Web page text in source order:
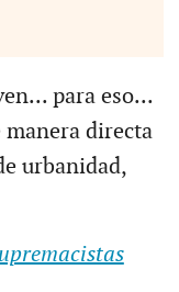
para eso...
manera directa
urbanidad,